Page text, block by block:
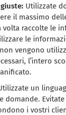
Utilizzate
il massimo
volta raccolte le
le
vengono
l’intero
un
domande.
i vostri